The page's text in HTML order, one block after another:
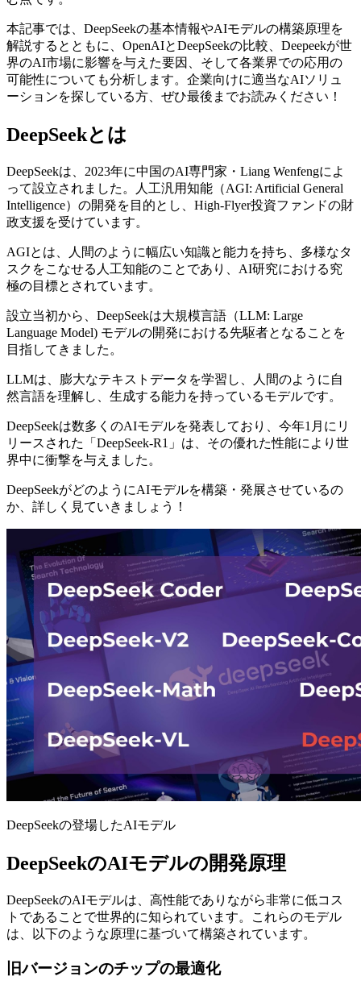
本記事では、DeepSeekの基本情報やAIモデルの構築原理を
解説するとともに、OpenAIとDeepSeekの比較、Deepeekが世
界のAI市場に影響を与えた要因、そして各業界での応用の
可能性についても分析します。企業向けに適当なAIソリュ
ーションを探している方、ぜひ最後までお読みください！
DeepSeekとは
DeepSeekは、2023年に中国のAI専門家・Liang Wenfengによ
って設立されました。人工汎用知能（AGI: Artificial General
Intelligence）の開発を目的とし、High-Flyer投資ファンドの財
政支援を受けています。
AGIとは、人間のように幅広い知識と能力を持ち、多様なタ
スクをこなせる人工知能のことであり、AI研究における究
極の目標とされています。
設立当初から、DeepSeekは大規模言語（LLM: Large
Language Model) モデルの開発における先駆者となることを
目指してきました。
LLMは、膨大なテキストデータを学習し、人間のように自
然言語を理解し、生成する能力を持っているモデルです。
DeepSeekは数多くのAIモデルを発表しており、今年1月にリ
リースされた「DeepSeek-R1」は、その優れた性能により世
界中に衝撃を与えました。
DeepSeekがどのようにAIモデルを構築・発展させているの
か、詳しく見ていきましょう！
DeepSeekの登場したAIモデル
DeepSeekのAIモデルの開発原理
DeepSeekのAIモデルは、高性能でありながら非常に低コス
トであることで世界的に知られています。これらのモデル
は、以下のような原理に基づいて構築されています。
旧バージョンのチップの最適化